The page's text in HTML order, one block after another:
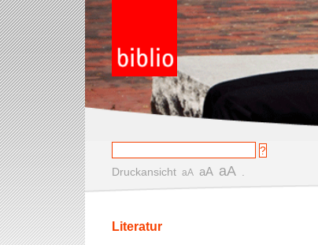
Druckansicht aA aA aA
Literatur